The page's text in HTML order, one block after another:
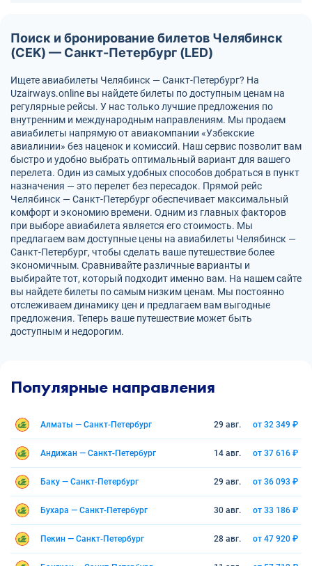
Поиск и бронирование билетов Челябинск
(CEK) — Санкт-Петербург (LED)
Ищете авиабилеты Челябинск — Санкт-Петербург? На
Uzairways.online вы найдете билеты по доступным ценам на
регулярные рейсы. У нас только лучшие предложения по
внутренним и международным направлениям. Мы продаем
авиабилеты напрямую от авиакомпании «Узбекские
авиалинии» без наценок и комиссий. Наш сервис позволит вам
быстро и удобно выбрать оптимальный вариант для вашего
перелета. Один из самых удобных способов добраться в пункт
назначения — это перелет без пересадок. Прямой рейс
Челябинск — Санкт-Петербург обеспечивает максимальный
комфорт и экономию времени. Одним из главных факторов
при выборе авиабилета является его стоимость. Мы
предлагаем вам доступные цены на авиабилеты Челябинск —
Санкт-Петербург, чтобы сделать ваше путешествие более
экономичным. Сравнивайте различные варианты и
выбирайте тот, который подходит именно вам. На нашем сайте
вы найдете билеты по самым низким ценам. Мы постоянно
отслеживаем динамику цен и предлагаем вам выгодные
предложения. Теперь ваше путешествие может быть
доступным и недорогим.
Популярные направления
Алматы — Санкт-Петербург 29 авг. от 32 349 ₽
Андижан — Санкт-Петербург 14 авг. от 37 616 ₽
Баку — Санкт-Петербург 29 авг. от 36 093 ₽
Бухара — Санкт-Петербург 30 авг. от 33 186 ₽
Пекин — Санкт-Петербург 28 авг. от 47 920 ₽